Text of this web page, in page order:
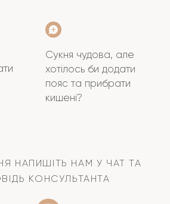
Сукня чудова, але
хотілось би додати
пояс та прибрати
кишені?
НАПИШІТЬ НАМ У ЧАТ ТА
КОНСУЛЬТАНТА